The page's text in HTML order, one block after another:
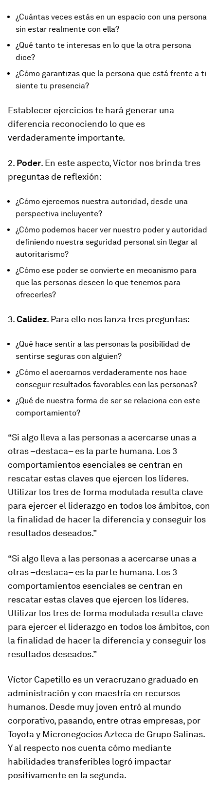
¿Cuántas veces estás en un espacio con una persona
sin estar realmente con ella?
¿Qué tanto te interesas en lo que la otra persona
dice?
¿Cómo garantizas que la persona que está frente a ti
siente tu presencia?
Establecer ejercicios te hará generar una
diferencia reconociendo lo que es
verdaderamente importante.
2. Poder. En este aspecto, Víctor nos brinda tres
preguntas de reflexión:
¿Cómo ejercemos nuestra autoridad, desde una
perspectiva incluyente?
¿Cómo podemos hacer ver nuestro poder y autoridad
definiendo nuestra seguridad personal sin llegar al
autoritarismo?
¿Cómo ese poder se convierte en mecanismo para
que las personas deseen lo que tenemos para
ofrecerles?
3.Calidez. Para ello nos lanza tres preguntas:
¿Qué hace sentir a las personas la posibilidad de
sentirse seguras con alguien?
¿Cómo el acercarnos verdaderamente nos hace
conseguir resultados favorables con las personas?
¿Qué de nuestra forma de ser se relaciona con este
comportamiento?
“Si algo lleva a las personas a acercarse unas a
otras –destaca– es la parte humana. Los 3
comportamientos esenciales se centran en
rescatar estas claves que ejercen los líderes.
Utilizar los tres de forma modulada resulta clave
para ejercer el liderazgo en todos los ámbitos, con
la finalidad de hacer la diferencia y conseguir los
resultados deseados.”
“Si algo lleva a las personas a acercarse unas a
otras –destaca– es la parte humana. Los 3
comportamientos esenciales se centran en
rescatar estas claves que ejercen los líderes.
Utilizar los tres de forma modulada resulta clave
para ejercer el liderazgo en todos los ámbitos, con
la finalidad de hacer la diferencia y conseguir los
resultados deseados.”
Víctor Capetillo es un veracruzano graduado en
administración y con maestría en recursos
humanos. Desde muy joven entró al mundo
corporativo, pasando, entre otras empresas, por
Toyota y Micronegocios Azteca de Grupo Salinas.
Y al respecto nos cuenta cómo mediante
habilidades transferibles logró impactar
positivamente en la segunda.